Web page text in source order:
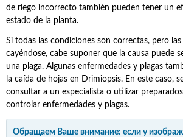
de riego incorrecto también pueden tener un
estado de la planta.
Si todas las condiciones son correctas, pero las
cayéndose, cabe suponer que la causa puede
una plaga. Algunas enfermedades y plagas
la caída de hojas en Drimiopsis. En este caso,
consultar a un especialista o utilizar
controlar enfermedades y plagas.
Обращаем Ваше внимание: если у